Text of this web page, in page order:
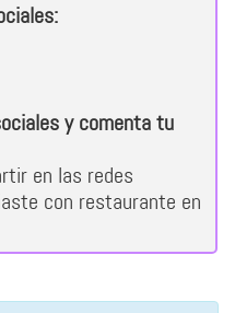
y comenta tu
en las redes
con restaurante en